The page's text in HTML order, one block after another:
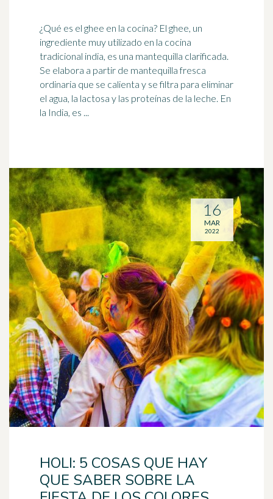
¿Qué es el ghee en la cocina? El ghee, un
ingrediente muy utilizado en la cocina
tradicional india, es una mantequilla clarificada.
Se elabora a partir de mantequilla fresca
ordinaria que se calienta y se filtra para eliminar
el agua, la lactosa y las proteínas de la leche. En
la India, es ...
HOLI: 5 COSAS QUE HAY
QUE SABER SOBRE LA
16
MAR
2022